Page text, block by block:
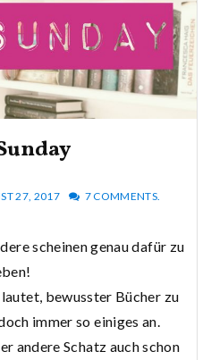
27, 2017 7 COMMENTS.
scheinen genau dafür zu
bewusster Bücher zu
immer so einiges an.
andere Schatz auch schon